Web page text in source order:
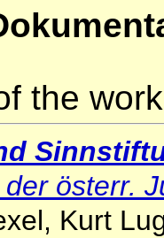
the
österr.
Kurt